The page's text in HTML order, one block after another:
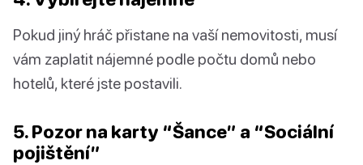
Pokud jiný hráč přistane na vaší nemovitosti, musí
vám zaplatit nájemné podle počtu domů nebo
hotelů, které jste postavili.
5. Pozor na karty “Šance” a “Sociální
pojištění”